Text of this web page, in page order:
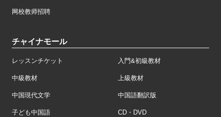
网校教师招聘
チャイナモール
レッスンチケット 入門&初級教材
中級教材 上級教材
中国現代文学 中国語翻訳版
子ども中国語 CD・DVD